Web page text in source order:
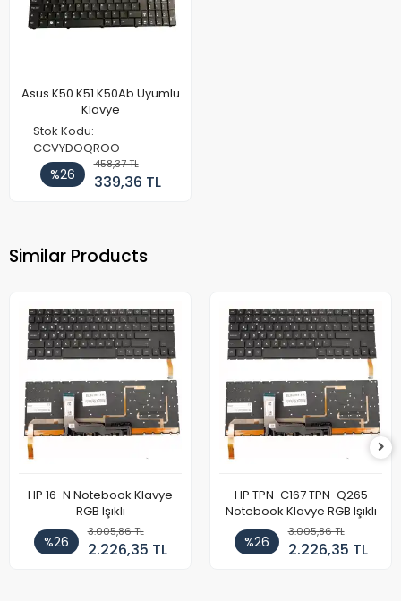
Asus K50 K51 K50Ab Uyumlu
Klavye
Stok Kodu:
CCVYDOQROO
%26
458,37 TL
339,36 TL
Similar Products
HP 16-N Notebook Klavye
RGB Işıklı
%26
3.005,86 TL
2.226,35 TL
HP TPN-C167 TPN-Q265
Notebook Klavye RGB Işıklı
%26
3.005,86 TL
2.226,35 TL